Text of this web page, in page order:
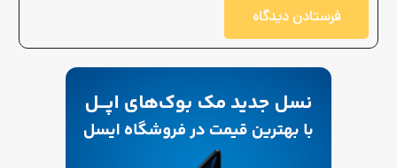
فرستادن دیدگاه